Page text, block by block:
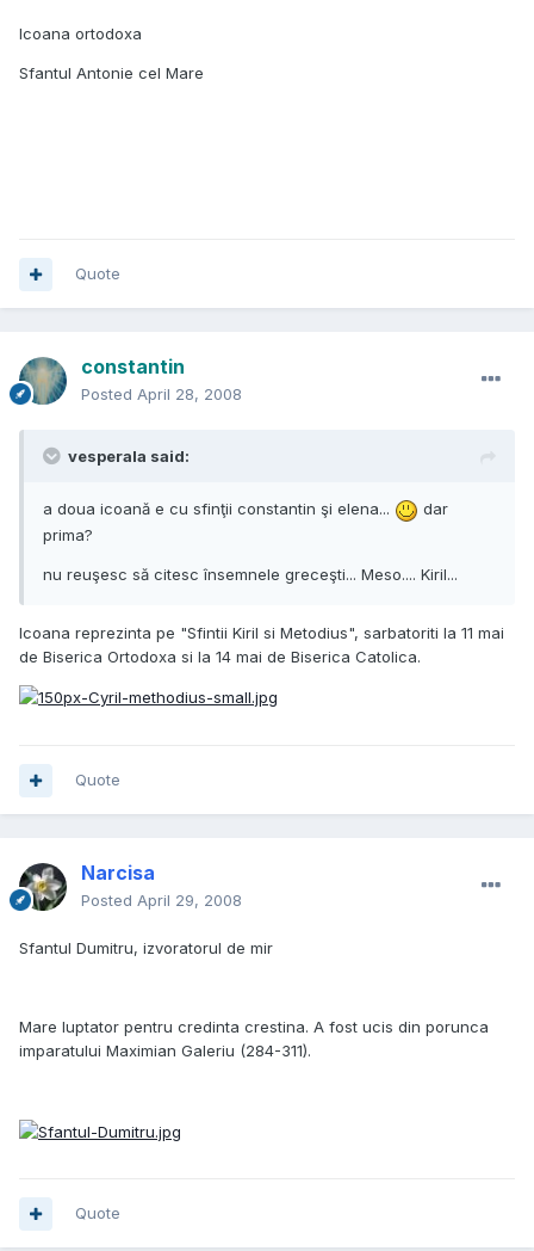
Icoana ortodoxa
Sfantul Antonie cel Mare
Quote
constantin
Posted April 28, 2008
vesperala said:
a doua icoană e cu sfinţii constantin şi elena...
dar
prima?
nu reuşesc să citesc însemnele greceşti... Meso.... Kiril...
Icoana reprezinta pe "Sfintii Kiril si Metodius", sarbatoriti la 11 mai
de Biserica Ortodoxa si la 14 mai de Biserica Catolica.
Quote
Narcisa
Posted April 29, 2008
Sfantul Dumitru, izvoratorul de mir
Mare luptator pentru credinta crestina. A fost ucis din porunca
imparatului Maximian Galeriu (284-311).
Quote